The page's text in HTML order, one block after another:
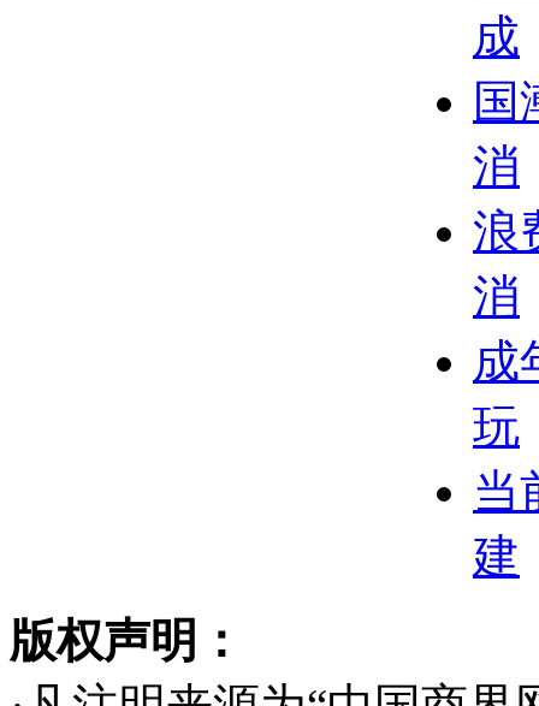
成
国
消
浪
消
成
玩
当
建
版权声明：